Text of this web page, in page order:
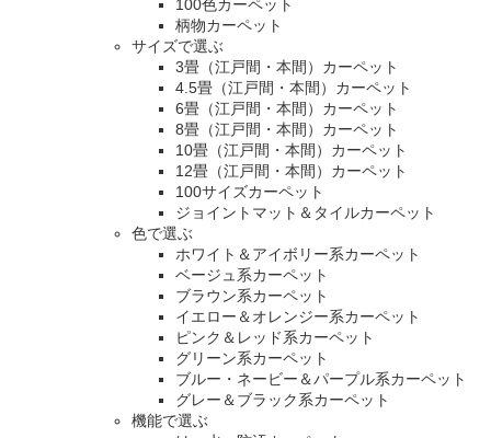
100色カーペット
柄物カーペット
サイズで選ぶ
3畳（江戸間・本間）カーペット
4.5畳（江戸間・本間）カーペット
6畳（江戸間・本間）カーペット
8畳（江戸間・本間）カーペット
10畳（江戸間・本間）カーペット
12畳（江戸間・本間）カーペット
100サイズカーペット
ジョイントマット＆タイルカーペット
色で選ぶ
ホワイト＆アイボリー系カーペット
ベージュ系カーペット
ブラウン系カーペット
イエロー＆オレンジー系カーペット
ピンク＆レッド系カーペット
グリーン系カーペット
ブルー・ネービー＆パープル系カーペット
グレー＆ブラック系カーペット
機能で選ぶ